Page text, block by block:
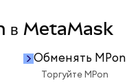
в MetaMask
Обменять MPon
Торгуйте MPon